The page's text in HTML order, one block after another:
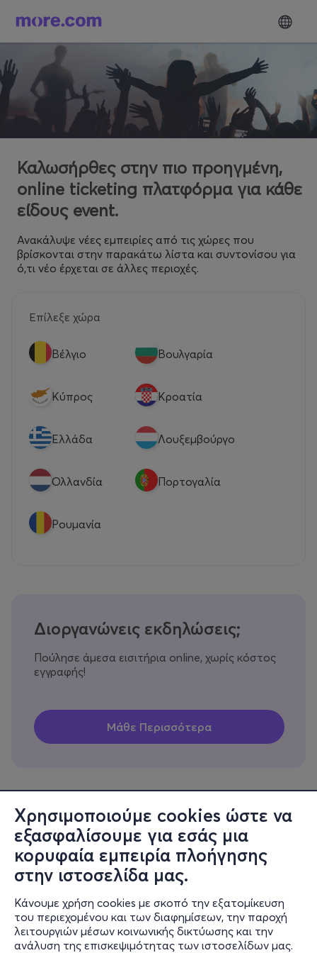
Χρησιμοποιούμε cookies ώστε να
εξασφαλίσουμε για εσάς μια
κορυφαία εμπειρία πλοήγησης
στην ιστοσελίδα μας.
Κάνουμε χρήση cookies με σκοπό την εξατομίκευση
του περιεχομένου και των διαφημίσεων, την παροχή
λειτουργιών μέσων κοινωνικής δικτύωσης και την
ανάλυση της επισκεψιμότητας των ιστοσελίδων μας.
Καλωσήρθες στην πιο προηγμένη,
online ticketing πλατφόρμα για κάθε
είδους event.
Ανακάλυψε νέες εμπειρίες από τις χώρες που
βρίσκονται στην παρακάτω λίστα και συντονίσου για
ό,τι νέο έρχεται σε άλλες περιοχές.
Επίλεξε χώρα
Βέλγιο Βουλγαρία
Κύπρος Κροατία
Eλλάδα Λουξεμβούργο
Ολλανδία Πορτογαλία
Ρουμανία
Διοργανώνεις εκδηλώσεις;
Πούλησε άμεσα εισιτήρια online, χωρίς κόστος
εγγραφής!
Πληροφορίες
Υποστήριξη
Stay Connected